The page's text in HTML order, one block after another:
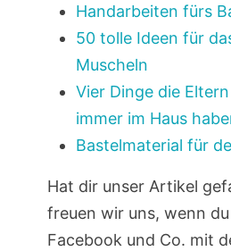
Handarbeiten fürs
50 tolle Ideen für
Muscheln
Vier Dinge die
immer im Haus
Bastelmaterial für
Hat dir unser Artikel
freuen wir uns, wenn
Facebook und Co. mit